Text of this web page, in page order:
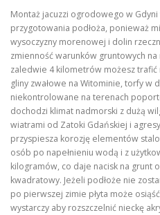
Montaż jacuzzi ogrodowego w
przygotowania podłoża, ponieważ
wysoczyzny morenowej i dolin
zmienność warunków gruntowych
zaledwie 4 kilometrów możesz trafić
gliny zwałowe na Witominie, torfy w
niekontrolowane na terenach
dochodzi klimat nadmorski z dużą
wiatrami od Zatoki Gdańskiej i
przyspiesza korozję elementów
osób po napełnieniu wodą i z
kilogramów, co daje nacisk na grunt
kwadratowy. Jeżeli podłoże nie
po pierwszej zimie płyta może
wystarczy aby rozszczelnić nieckę